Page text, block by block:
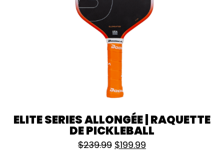
ELITE SERIES ALLONGÉE | RAQUETTE
DE PICKLEBALL
$239.99 Le prix initial était :
$199.99Le prix actuel est